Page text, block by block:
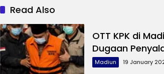
Read Also
OTT KPK di
Dugaan
Madiun 19 January